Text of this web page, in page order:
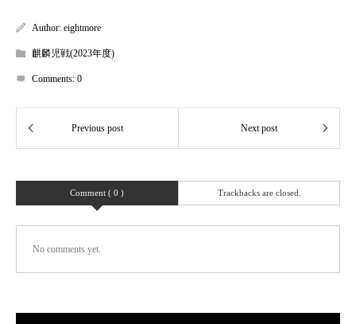
Author: eightmore
麒麟児戦(2023年度)
Comments: 0
Comment ( 0 ) Trackbacks are closed.
No comments yet.